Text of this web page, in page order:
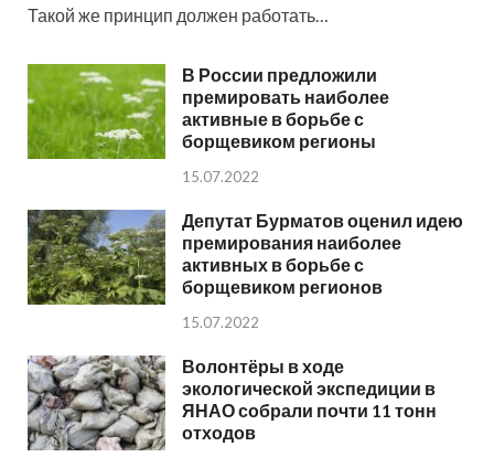
Такой же принцип должен работать…
В России предложили
премировать наиболее
активные в борьбе с
борщевиком регионы
15.07.2022
Депутат Бурматов оценил идею
премирования наиболее
активных в борьбе с
борщевиком регионов
15.07.2022
Волонтёры в ходе
экологической экспедиции в
ЯНАО собрали почти 11 тонн
отходов